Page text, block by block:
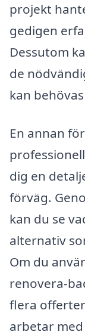
projekt
gedigen
Dessutom
de
kan
En annan
dig en
förväg.
kan du se
alternativ
Om du
renovera-
flera
arbetar med